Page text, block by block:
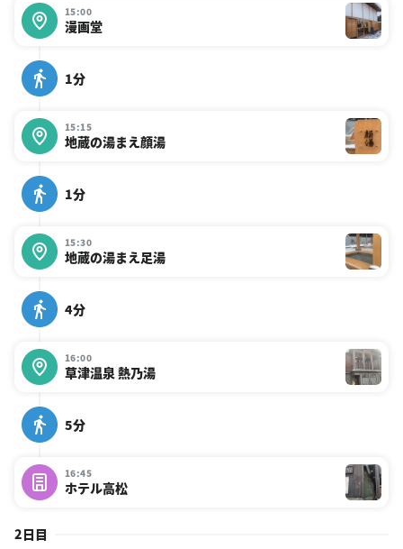
15:00
漫画堂
1分
15:15
地蔵の湯まえ顔湯
1分
15:30
地蔵の湯まえ足湯
4分
16:00
草津温泉 熱乃湯
5分
16:45
ホテル高松
2日目